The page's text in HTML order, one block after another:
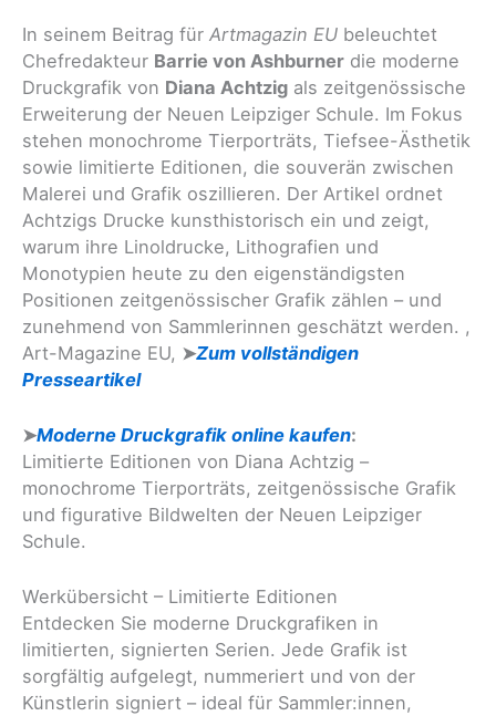
In seinem Beitrag für Artmagazin EU beleuchtet
Chefredakteur Barrie von Ashburner die moderne
Druckgrafik von Diana Achtzig als zeitgenössische
Erweiterung der Neuen Leipziger Schule. Im Fokus
stehen monochrome Tierporträts, Tiefsee-Ästhetik
sowie limitierte Editionen, die souverän zwischen
Malerei und Grafik oszillieren. Der Artikel ordnet
Achtzigs Drucke kunsthistorisch ein und zeigt,
warum ihre Linoldrucke, Lithografien und
Monotypien heute zu den eigenständigsten
Positionen zeitgenössischer Grafik zählen – und
zunehmend von Sammlerinnen geschätzt werden. ,
Art-Magazine EU, ➤Zum vollständigen
Presseartikel
➤Moderne Druckgrafik online kaufen:
Limitierte Editionen von Diana Achtzig –
monochrome Tierporträts, zeitgenössische Grafik
und figurative Bildwelten der Neuen Leipziger
Schule.
Werkübersicht – Limitierte Editionen
Entdecken Sie moderne Druckgrafiken in
limitierten, signierten Serien. Jede Grafik ist
sorgfältig aufgelegt, nummeriert und von der
Künstlerin signiert – ideal für Sammler:innen,